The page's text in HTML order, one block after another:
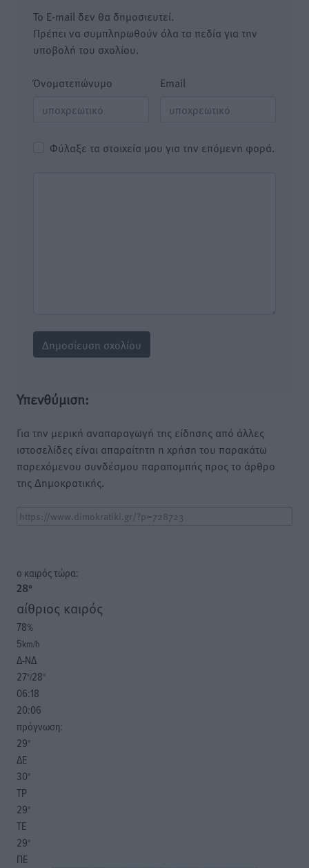
Το E-mail δεν θα δημοσιευτεί.
Πρέπει να συμπληρωθούν όλα τα πεδία για την
υποβολή του σχολίου.
Όνοματεπώνυμο Email
Φύλαξε τα στοιχεία μου για την επόμενη φορά.
Υπενθύμιση:
Για την μερική αναπαραγωγή της είδησης από άλλες
ιστοσελίδες είναι απαραίτητη η χρήση του παρακάτω
παρεχόμενου συνδέσμου παραπομπής προς το άρθρο
της Δημοκρατικής.
o καιρός τώρα:
28°
αίθριος καιρός
78%
5km/h
Δ-ΝΔ
27°/28°
06:18
20:06
πρόγνωση:
29°
ΔΕ
30°
ΤΡ
29°
ΤΕ
29°
ΠΕ